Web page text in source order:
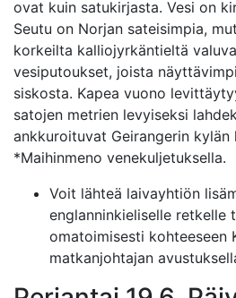
ovat kuin satukirjasta. Vesi on
Seutu on Norjan sateisimpia,
korkeilta kalliojyrkäntieltä
vesiputoukset, joista
siskosta. Kapea vuono
satojen metrien levyiseksi
ankkuroituvat Geirangerin kylän
*Maihinmeno venekuljetuksella.
Voit lähteä laivayhtiön
englanninkieliselle retkelle
omatoimisesti kohteeseen
matkanjohtajan